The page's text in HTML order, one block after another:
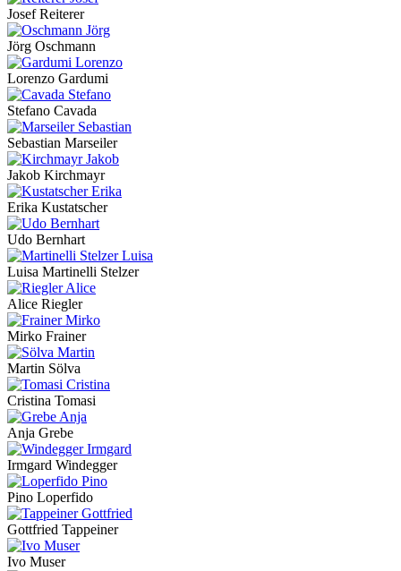
Josef Reiterer
Jörg Oschmann
Lorenzo Gardumi
Stefano Cavada
Sebastian Marseiler
Jakob Kirchmayr
Erika Kustatscher
Udo Bernhart
Luisa Martinelli Stelzer
Alice Riegler
Mirko Frainer
Martin Sölva
Cristina Tomasi
Anja Grebe
Irmgard Windegger
Pino Loperfido
Gottfried Tappeiner
Ivo Muser